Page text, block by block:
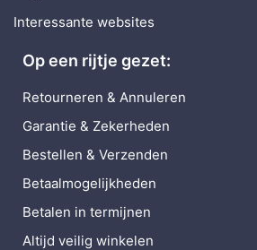
Interessante websites
Op een rijtje gezet:
Retourneren & Annuleren
Garantie & Zekerheden
Bestellen & Verzenden
Betaalmogelijkheden
Betalen in termijnen
Altijd veilig winkelen